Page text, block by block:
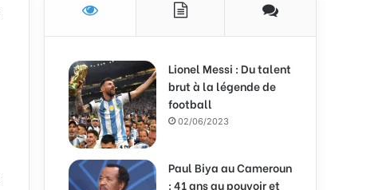
Lionel Messi : Du talent
brut à la légende de
football
02/06/2023
Paul Biya au Cameroun
: 41 ans au pouvoir et